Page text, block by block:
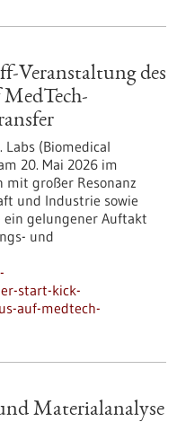
Veranstaltung des
Labs (Biomedical
20. Mai 2026 im
mit großer Resonanz
und Industrie sowie
ein gelungener Auftakt
und
start-kick-
auf-medtech-
Materialanalyse